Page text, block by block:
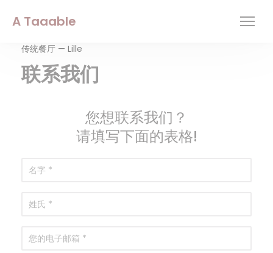
A Taaable
传统餐厅 — Lille
联系我们
您想联系我们？
请填写下面的表格!